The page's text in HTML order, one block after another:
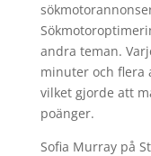
andra teman.
minuter och flera
vilket gjorde att
poänger.
Sofia Murray på